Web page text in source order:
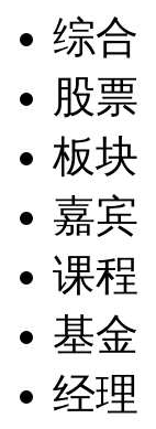
综合
股票
板块
嘉宾
课程
基金
经理